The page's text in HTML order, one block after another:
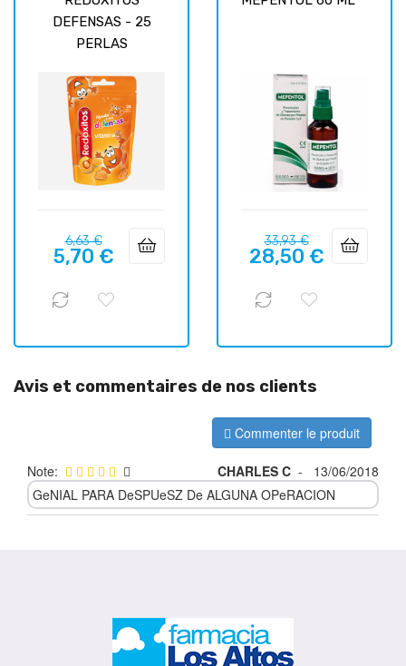
DEFENSAS - 25
PERLAS
Prix
habituel
6,63 €Prix
5,70 €
Prix
habituel
33,93 €Prix
28,50 €
Avis et commentaires de nos clients
Commenter le produit
Note: CHARLES C -
13/06/2018
GeNIAL PARA DeSPUeSZ De ALGUNA OPeRACION